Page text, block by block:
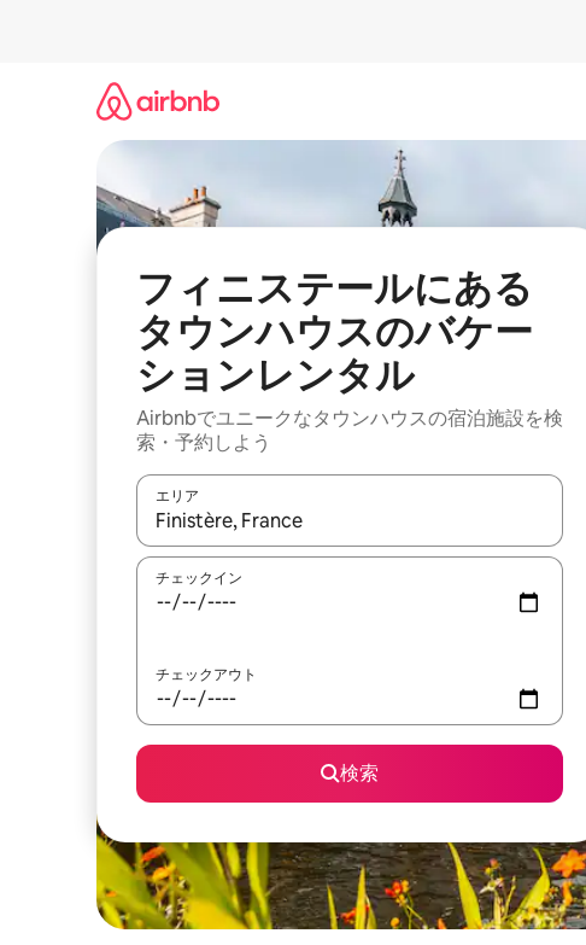
フィニステールにある
タウンハウスのバケー
ションレンタル
Airbnbでユニークなタウンハウスの宿泊施設を検
索・予約しよう
エリア
検索結果が表示されたら、上下の矢印キーを使って移
チェックイン
チェックアウト
検索